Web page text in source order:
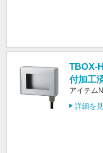
TBOX-
付加工
アイテム
詳細を